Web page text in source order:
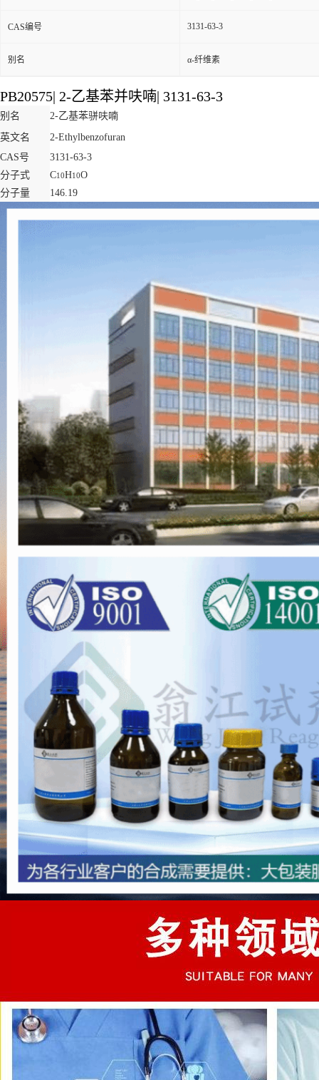
CAS编号 3131-63-3
别名 α-纤维素
PB20575| 2-乙基苯并呋喃| 3131-63-3
别名
2-乙基苯骈呋喃
英文名
2-Ethylbenzofuran
CAS号
3131-63-3
分子式
C10H10O
分子量
146.19